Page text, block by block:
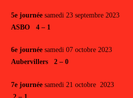
5e journéesamedi 23 septembre
ASBO 4 – 1
6e journéesamedi 07 octobre
Aubervillers 2 – 0
7e journéesamedi 21 octobre